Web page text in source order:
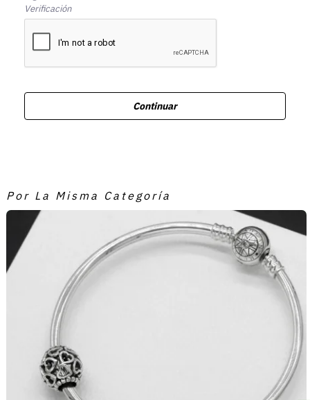
Verificación
Continuar
Por La Misma Categoría